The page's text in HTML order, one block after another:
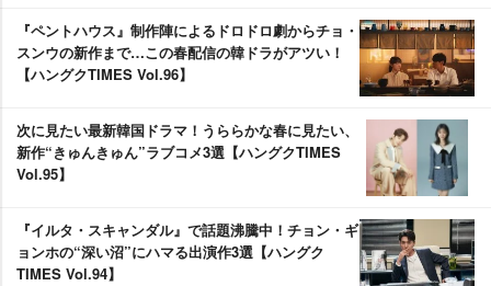
『ペントハウス』制作陣によるドロドロ劇からチョ・
スンウの新作まで…この春配信の韓ドラがアツい！
【ハングクTIMES Vol.96】
次に見たい最新韓国ドラマ！うららかな春に見たい、
新作“きゅんきゅん”ラブコメ3選【ハングクTIMES
Vol.95】
『イルタ・スキャンダル』で話題沸騰中！チョン・ギ
ョンホの“深い沼”にハマる出演作3選【ハングク
TIMES Vol.94】